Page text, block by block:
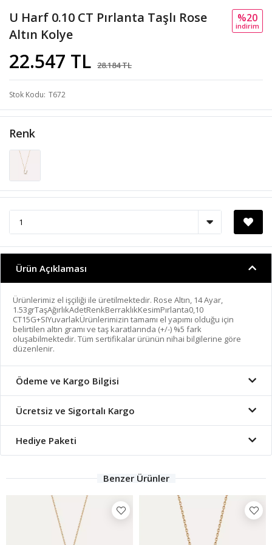
U Harf 0.10 CT Pırlanta Taşlı Rose
Altın Kolye
22.547 TL 28.184 TL
%20
i̇ndi̇ri̇m
Stok Kodu T672
Renk
Ürün Açıklaması
Ürünlerimiz el işçiliği ile üretilmektedir. Rose Altın, 14 Ayar,
1.53grTaşAğırlıkAdetRenkBerraklıkKesimPırlanta0,10
CT15G+SIYuvarlakÜrünlerimizin tamamı el yapımı olduğu için
belirtilen altın gramı ve taş karatlarında (+/-) %5 fark
oluşabilmektedir. Tüm sertifikalar ürünün nihai bilgilerine göre
düzenlenir.
Ödeme ve Kargo Bilgisi
Ücretsiz ve Sigortalı Kargo
Hediye Paketi
Benzer Ürünler